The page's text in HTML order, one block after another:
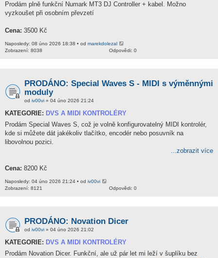
Prodám plně funkční Numark MT3 DJ Controller + kabel. Možno
vyzkoušet při osobním převzetí
Cena: 3500 Kč
Naposledy: 08 úno 2026 18:38 • od marekdolezal
Odpovědi: 0
Zobrazení: 8038
PRODÁNO: Special Waves S - MIDI s výměnnými
moduly
od iv00vi » 04 úno 2026 21:24
KATEGORIE: DVS A MIDI KONTROLÉRY
Prodám Special Waves S, což je volně konfigurovatelný MIDI kontrolér,
kde si můžete dát jakékoliv tlačítko, encodér nebo posuvník na
libovolnou pozici.
...zobrazit více
Cena: 8200 Kč
Naposledy: 04 úno 2026 21:24 • od iv00vi
Odpovědi: 0
Zobrazení: 8121
PRODÁNO: Novation Dicer
od iv00vi » 04 úno 2026 21:02
KATEGORIE: DVS A MIDI KONTROLÉRY
Prodám Novation Dicer. Funkční, ale už pár let mi leží v šuplíku bez